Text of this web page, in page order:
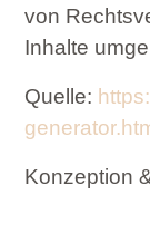
von
Inhalte
Quelle:
Konzeption